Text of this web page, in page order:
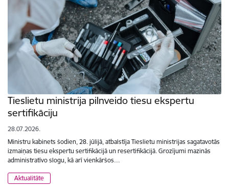
Tieslietu ministrija pilnveido tiesu ekspertu
sertifikāciju
28.07.2026.
Ministru kabinets šodien, 28. jūlijā, atbalstīja Tieslietu ministrijas sagatavotās
izmaiņas tiesu ekspertu sertifikācijā un resertifikācijā. Grozījumi mazinās
administratīvo slogu, kā arī vienkāršos…
Aktualitāte